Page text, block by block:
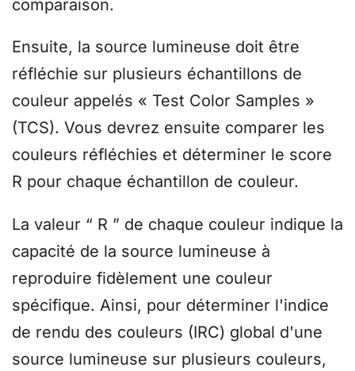
comparaison.
Ensuite, la source lumineuse doit être
réfléchie sur plusieurs échantillons de
couleur appelés « Test Color Samples »
(TCS). Vous devrez ensuite comparer les
couleurs réfléchies et déterminer le score
R pour chaque échantillon de couleur.
La valeur “ R ” de chaque couleur indique la
capacité de la source lumineuse à
reproduire fidèlement une couleur
spécifique. Ainsi, pour déterminer l'indice
de rendu des couleurs (IRC) global d'une
source lumineuse sur plusieurs couleurs,